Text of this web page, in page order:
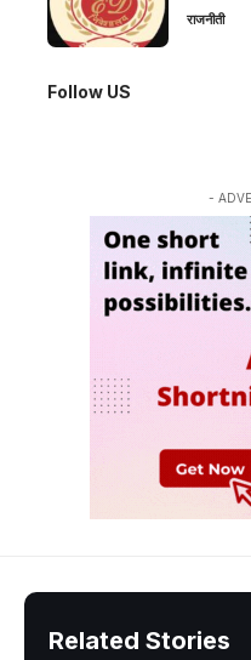
राजनीती
Follow US
-
Related Stories